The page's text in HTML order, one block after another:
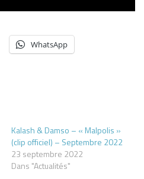
WhatsApp
Kalash & Damso – « Malpolis »
(clip officiel) – Septembre 2022
23 septembre 2022
Dans "Actualités"